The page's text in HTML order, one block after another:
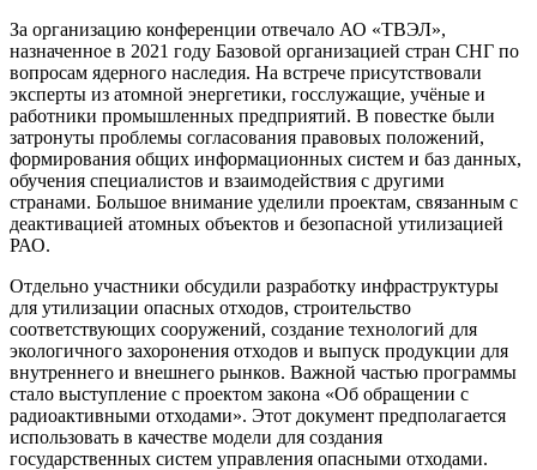
За организацию конференции отвечало АО «ТВЭЛ»,
назначенное в 2021 году Базовой организацией стран СНГ по
вопросам ядерного наследия. На встрече присутствовали
эксперты из атомной энергетики, госслужащие, учёные и
работники промышленных предприятий. В повестке были
затронуты проблемы согласования правовых положений,
формирования общих информационных систем и баз данных,
обучения специалистов и взаимодействия с другими
странами. Большое внимание уделили проектам, связанным с
деактивацией атомных объектов и безопасной утилизацией
РАО.
Отдельно участники обсудили разработку инфраструктуры
для утилизации опасных отходов, строительство
соответствующих сооружений, создание технологий для
экологичного захоронения отходов и выпуск продукции для
внутреннего и внешнего рынков. Важной частью программы
стало выступление с проектом закона «Об обращении с
радиоактивными отходами». Этот документ предполагается
использовать в качестве модели для создания
государственных систем управления опасными отходами.